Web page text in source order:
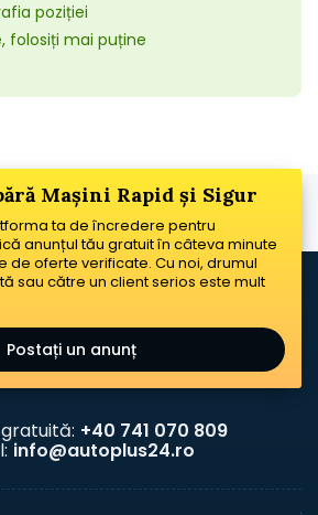
poziției
folosiți mai puține
Mașini Rapid și Sigur
ta de încredere pentru
anunțul tău gratuit în câteva minute
de oferte verificate. Cu noi, drumul
sau către un client serios este mult
Postați un anunț
+40 741 070 809
info@autoplus24.ro